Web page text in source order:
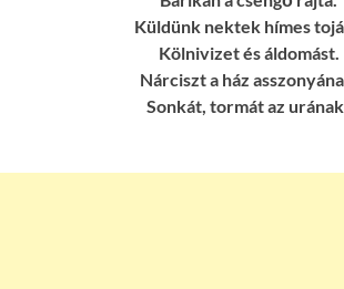
Küldünk nektek hímes
Kölnivizet és áldomást.
Nárciszt a ház
Sonkát, tormát az